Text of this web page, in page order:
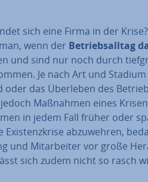
sich eine Firma in der
wenn der Be­triebs­all­tag
und sind nur noch durch
Je nach Art und
oder das Überleben des
Maßnahmen eines
in jedem Fall früher oder
Exis­tenz­kri­se ab­zu­weh­ren,
und Mit­ar­bei­ter vor große
sich zudem nicht so rasch